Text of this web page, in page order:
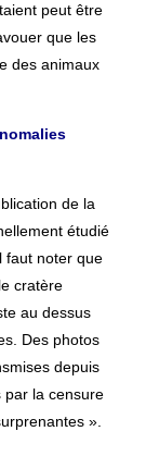
peut être
que les
des animaux
de la
étudié
faut noter que
cratère
au dessus
Des photos
depuis
par la censure
».